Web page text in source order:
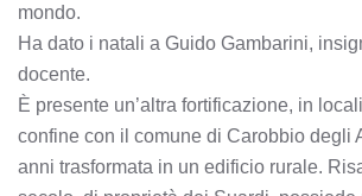
mondo.
Ha dato i natali a Guido Gambarini,
docente.
È presente un’altra fortificazione, in
confine con il comune di Carobbio degli
anni trasformata in un edificio rurale.